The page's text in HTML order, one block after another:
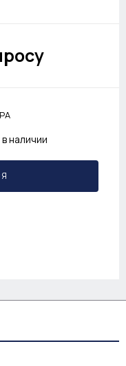
наличии